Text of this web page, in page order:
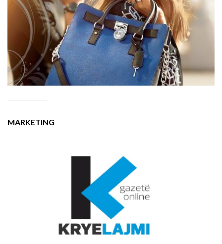
MARKETING